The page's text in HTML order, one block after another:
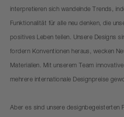
interpretieren sich wandelnde Trends,
Funktionalität für alle neu denken, die
positives Leben teilen. Unsere Designs
fordern Konventionen heraus, wecken
Materialien. Mit unserem Team
mehrere internationale Designpreise
Aber es sind unsere designbegeisterten